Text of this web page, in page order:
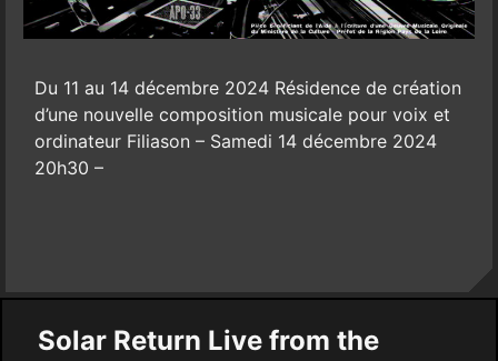
Du 11 au 14 décembre 2024 Résidence de création
d’une nouvelle composition musicale pour voix et
ordinateur Filiason – Samedi 14 décembre 2024
20h30 –
Solar Return Live from the